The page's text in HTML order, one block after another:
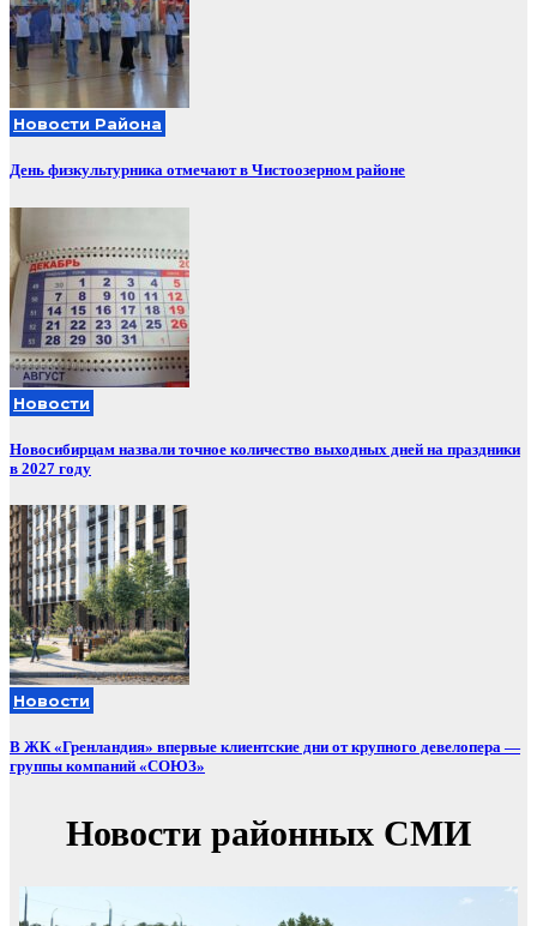
Новости Района
День физкультурника отмечают в Чистоозерном районе
Новости
Новосибирцам назвали точное количество выходных дней на праздники
в 2027 году
Новости
В ЖК «Гренландия» впервые клиентские дни от крупного девелопера —
группы компаний «СОЮЗ»